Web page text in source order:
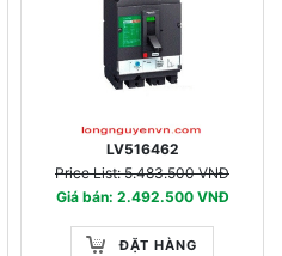
LV516462
Price List: 5.483.500 VNĐ
Giá bán: 2.492.500 VNĐ
ĐẶT HÀNG